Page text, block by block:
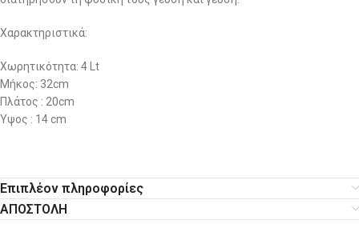
Χαρακτηριστικά:
Χωρητικότητα: 4 Lt
Μήκος: 32cm
Πλάτος : 20cm
Ύψος : 14 cm
Επιπλέον πληροφορίες
ΑΠΟΣΤΟΛΗ